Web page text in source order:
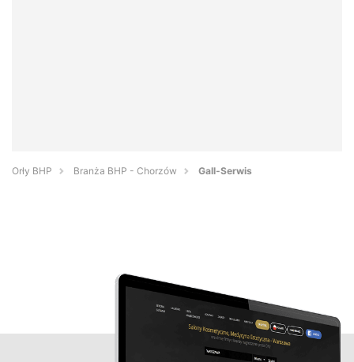
Orły BHP Branża BHP - Chorzów Gall-Serwis